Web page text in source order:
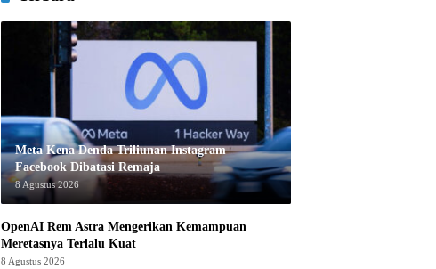
Meta Kena Denda Triliunan Instagram
Facebook Dibatasi Remaja
8 Agustus 2026
OpenAI Rem Astra Mengerikan Kemampuan
Meretasnya Terlalu Kuat
8 Agustus 2026